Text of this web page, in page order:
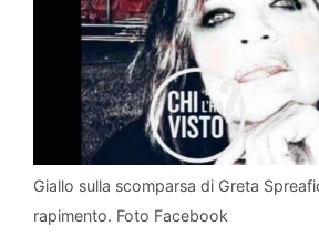
Giallo sulla scomparsa di Greta
rapimento. Foto Facebook